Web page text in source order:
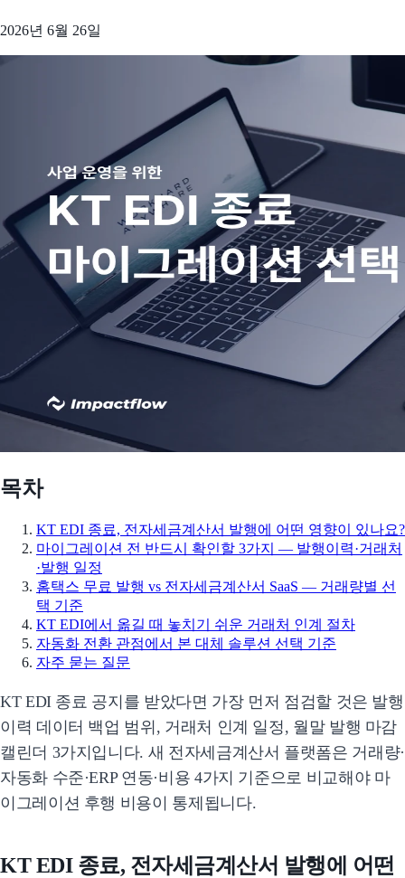
2026년 6월 26일
목차
KT EDI 종료, 전자세금계산서 발행에 어떤 영향이 있나요?
마이그레이션 전 반드시 확인할 3가지 — 발행이력·거래처
·발행 일정
홈택스 무료 발행 vs 전자세금계산서 SaaS — 거래량별 선
택 기준
KT EDI에서 옮길 때 놓치기 쉬운 거래처 인계 절차
자동화 전환 관점에서 본 대체 솔루션 선택 기준
자주 묻는 질문
KT EDI 종료 공지를 받았다면 가장 먼저 점검할 것은 발행
이력 데이터 백업 범위, 거래처 인계 일정, 월말 발행 마감
캘린더 3가지입니다. 새 전자세금계산서 플랫폼은 거래량·
자동화 수준·ERP 연동·비용 4가지 기준으로 비교해야 마
이그레이션 후행 비용이 통제됩니다.
KT EDI 종료, 전자세금계산서 발행에 어떤